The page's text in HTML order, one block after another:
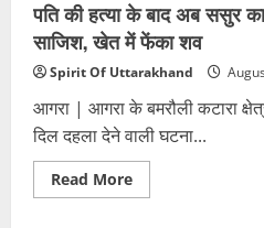
माना
जा
रहा
है
पति की हत्या के बाद अब ससुर
साजिश, खेत में फेंका शव
Spirit Of Uttarakhand
आगरा | आगरा के बमरौली कटारा
दिल दहला देने वाली घटना...
Read MoreRead
more